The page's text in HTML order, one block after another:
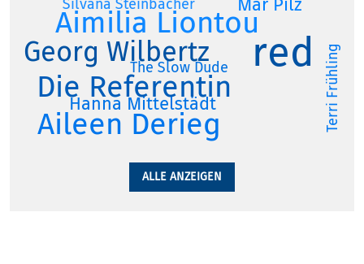
red
Aileen Derieg
Aimilia Liontou
Die Referentin
Georg Wilbertz
Hanna Mittelstädt
Mar Pilz
Silvana Steinbacher
Terri Frühling
The Slow Dude
ALLE ANZEIGEN